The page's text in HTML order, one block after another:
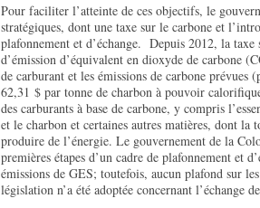
Pour faciliter l’atteinte de ces objectifs, le
stratégiques, dont une taxe sur le carbone et
plafonnement et d’échange. Depuis 2012, la
d’émission d’équivalent en dioxyde de carbone
de carburant et les émissions de carbone
62,31 $ par tonne de charbon à pouvoir
des carburants à base de carbone, y compris
et le charbon et certaines autres matières, dont la
produire de l’énergie. Le gouvernement de la
premières étapes d’un cadre de plafonnement et
émissions de GES; toutefois, aucun plafond sur
législation n’a été adoptée concernant l’échange